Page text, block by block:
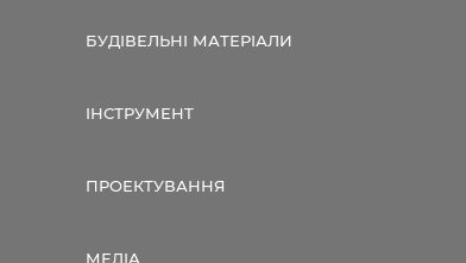
БУДІВЕЛЬНІ МАТЕРІАЛИ
ІНСТРУМЕНТ
ПРОЕКТУВАННЯ
МЕДІА